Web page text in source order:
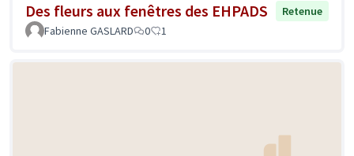
Des fleurs aux fenêtres des EHPADS
Retenue
Fabienne GASLARD
0 1